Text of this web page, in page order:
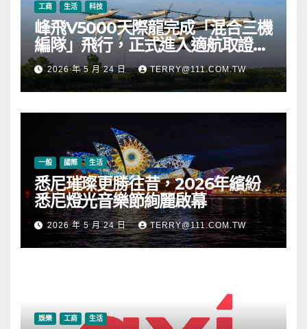
工商 生活 科技
峰飛V5000天際龍完成「混合三機
編隊」飛行，正式進入適航取證階
段2026 年 5 月 24 日 TERRY@111.COM.TW
一般 國際 生活
悉尼璀璨更勝往昔，2026年繽紛
悉尼燈光音樂節絢麗啟幕
2026 年 5 月 24 日 TERRY@111.COM.TW
娛樂 工商 生活